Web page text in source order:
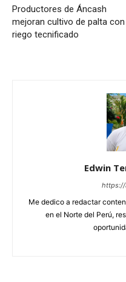
Productores de Áncash
mejoran cultivo de palta con
riego tecnificado
Edwin
https://
Me dedico a redactar
en el Norte del Perú,